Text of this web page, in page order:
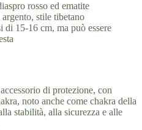
rosso ed ematite
stile tibetano
15-16 cm, ma può essere
di protezione, con
noto anche come chakra della
stabilità, alla sicurezza e alle